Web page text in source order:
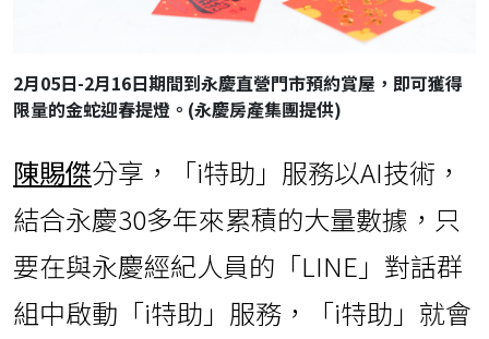
2月05日-2月16日期間到永慶直營門市預約賞屋，即可獲得
限量的金蛇迎春提燈。(永慶房產集團提供)
陳賜傑分享，「i特助」服務以AI技術，
結合永慶30多年來累積的大量數據，只
要在與永慶經紀人員的「LINE」對話群
組中啟動「i特助」服務，「i特助」就會